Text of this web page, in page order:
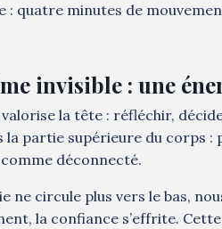
: quatre minutes de
invisible : une
la tête : réfléchir,
la partie supérieure du corps
déconnecté.
ne circule plus vers le bas,
la confiance s’effrite.